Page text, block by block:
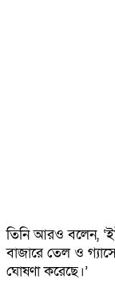
তিনি আরও বলেন,
বাজারে তেল ও
ঘোষণা করেছে।’